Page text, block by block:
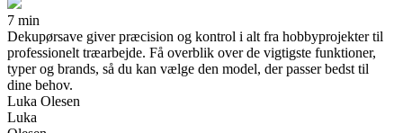
7 min
Dekupørsave giver præcision og kontrol i alt fra hobbyprojekter til
professionelt træarbejde. Få overblik over de vigtigste funktioner,
typer og brands, så du kan vælge den model, der passer bedst til
dine behov.
Luka Olesen
Luka